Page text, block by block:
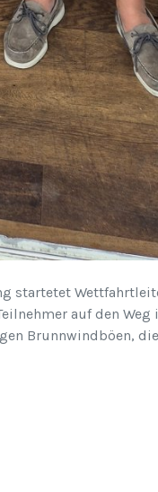
startetet
auf den
Brunnwindböen,